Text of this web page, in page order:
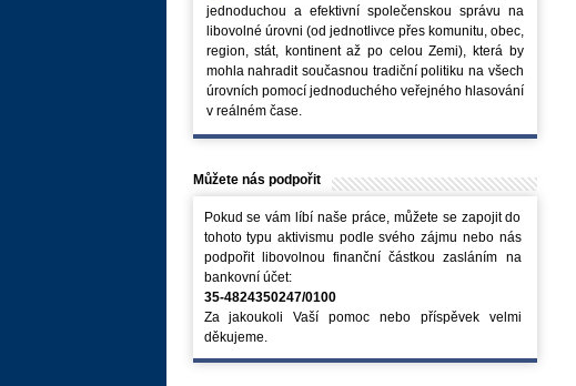
jednoduchou a efektivní společenskou správu na
libovolné úrovni (od jednotlivce přes komunitu, obec,
region, stát, kontinent až po celou Zemi), která by
mohla nahradit současnou tradiční politiku na všech
úrovních pomocí jednoduchého veřejného hlasování
v reálném čase.
Můžete nás podpořit
Pokud se vám líbí naše práce, můžete se zapojit do
tohoto typu aktivismu podle svého zájmu nebo nás
podpořit libovolnou finanční částkou zasláním na
bankovní účet:
35-4824350247/0100
Za jakoukoli Vaší pomoc nebo příspěvek velmi
děkujeme.